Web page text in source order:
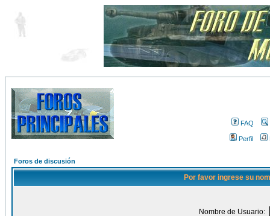
FAQ
Perfil
Foros de discusión
Por favor ingrese su
Nombre de Usuario: